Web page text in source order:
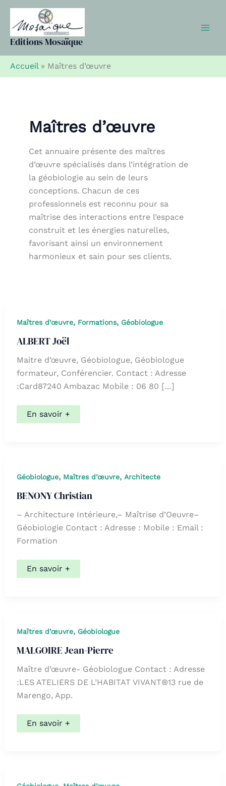
Aller
contenu
Editions Mosaïque
Accueil» Maîtres d’œuvre
Maîtres d’œuvre
Cet annuaire présente des maîtres
d’œuvre spécialisés dans l’intégration de
la géobiologie au sein de leurs
conceptions. Chacun de ces
professionnels est reconnu pour sa
maîtrise des interactions entre l’espace
construit et les énergies naturelles,
favorisant ainsi un environnement
harmonieux et sain pour ses clients.
Maîtres d’œuvre, Formations, Géobiologue
ALBERT Joël
Maitre d’œuvre, Géobiologue, Géobiologue
formateur, Conférencier. Contact : Adresse
:Card87240 Ambazac Mobile : 06 80 […]
ALBERT
Joël
En savoir +
Géobiologue, Maîtres d’œuvre, Architecte
BENONY Christian
– Architecture Intérieure,– Maîtrise d’Oeuvre–
Géobiologie Contact : Adresse : Mobile : Email :
Formation
BENONY
Christian
En savoir +
Maîtres d’œuvre, Géobiologue
MALGOIRE Jean-Pierre
Maître d’œuvre- Géobiologue Contact : Adresse
:LES ATELIERS DE L’HABITAT VIVANT®13 rue de
Marengo, App.
MALGOIRE
Jean-
En savoir +